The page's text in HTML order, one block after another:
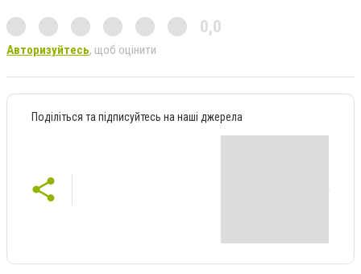
0,0
Авторизуйтесь, щоб оцінити
Поділіться та підписуйтесь на наші джерела